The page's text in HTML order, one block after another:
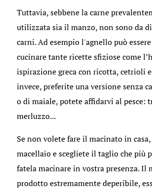
Tuttavia, sebbene la carne
utilizzata sia il manzo, non sono da
carni. Ad esempio l'agnello può
cucinare tante ricette sfiziose come
ispirazione greca con ricotta, cetrioli e
invece, preferite una versione senza
o di maiale, potete affidarvi al pesce:
merluzzo...
Se non volete fare il macinato in
macellaio e scegliete il taglio che più
fatela macinare in vostra presenza. Il
prodotto estremamente deperibile,